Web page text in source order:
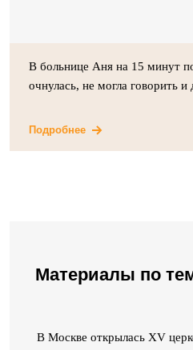
В больнице Аня на 15 минут
очнулась, не могла говорить и
Подробнее
Материалы по
В Москве открылась XV